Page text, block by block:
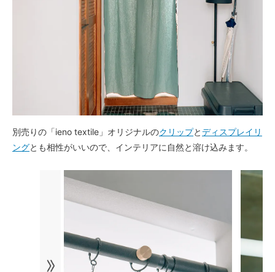
別売りの「ieno textile」オリジナルのクリップとディスプレイリ
ングとも相性がいいので、インテリアに自然と溶け込みます。